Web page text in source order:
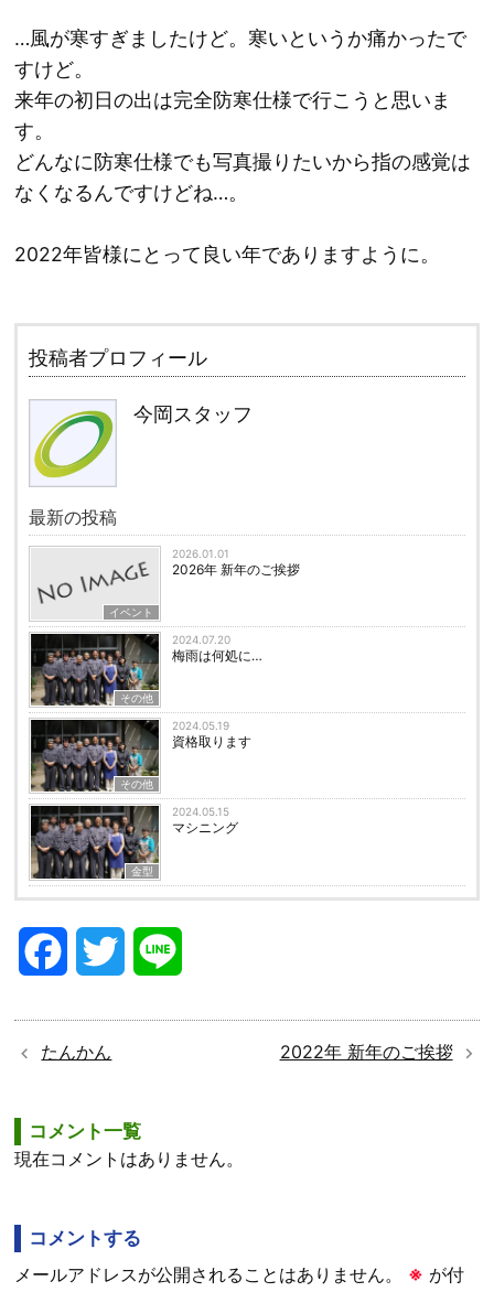
…風が寒すぎましたけど。寒いというか痛かったで
すけど。
来年の初日の出は完全防寒仕様で行こうと思いま
す。
どんなに防寒仕様でも写真撮りたいから指の感覚は
なくなるんですけどね…。
2022年皆様にとって良い年でありますように。
投稿者プロフィール
今岡スタッフ
最新の投稿
イベント
2026.01.01
2026年 新年のご挨拶
その他
2024.07.20
梅雨は何処に…
その他
2024.05.19
資格取ります
金型
2024.05.15
マシニング
c
b
o
t
r
たんかん 2022年 新年のご挨拶
コメント一覧
現在コメントはありません。
コメントする
メールアドレスが公開されることはありません。
※ が付